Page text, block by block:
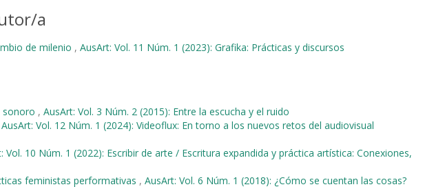
a
de milenio , AusArt: Vol. 11 Núm. 1 (2023): Grafika: Prácticas y discursos
sonoro , AusArt: Vol. 3 Núm. 2 (2015): Entre la escucha y el ruido
AusArt: Vol. 12 Núm. 1 (2024): Videoflux: En torno a los nuevos retos del audiovisual
Vol. 10 Núm. 1 (2022): Escribir de arte / Escritura expandida y práctica artística: Conexiones,
feministas performativas , AusArt: Vol. 6 Núm. 1 (2018): ¿Cómo se cuentan las cosas?